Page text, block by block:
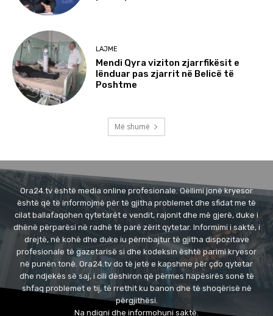
LAJME
Mendi Qyra viziton zjarrfikësit e
lënduar pas zjarrit në Belicë të
Poshtme
Më shumë
Ora24.tv është media online profesionale. Qëllimi jonë kryesor
është që të informojmë për të gjitha problemet dhe sfidat me të
cilat ballafaqohen qytetarët e vendit, rajonit dhe më gjerë, duke i
dhënë përparësi në radhë të parë zërit qytetar. Informimi i saktë, i
drejtë, në kohë dhe duke iu përmbajtur të gjitha dispozitave
profesionale të gazetarisë si dhe kodeksin është parimi kryesor
në punën tonë. Ora24.tv do të jetë e kapshme për çdo qytetar
dhe ndjekës së saj, i cili dëshiron që përmes hapësirës sonë të
shfaq problemet e tij, të rrethit ku banon dhe të shoqërisë në
përgjithësi.
Na ndiqni dhe informohuni saktë.